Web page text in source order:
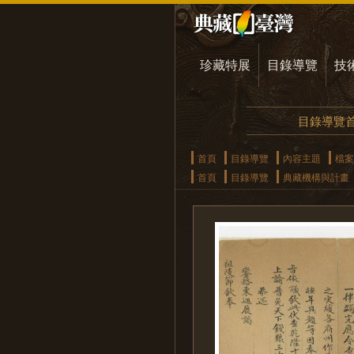
珍藏特展 目錄導覽 技
目錄導覽
首頁 目錄導覽 內容主題
檔案
首頁
目錄導覽 典藏機構與計畫